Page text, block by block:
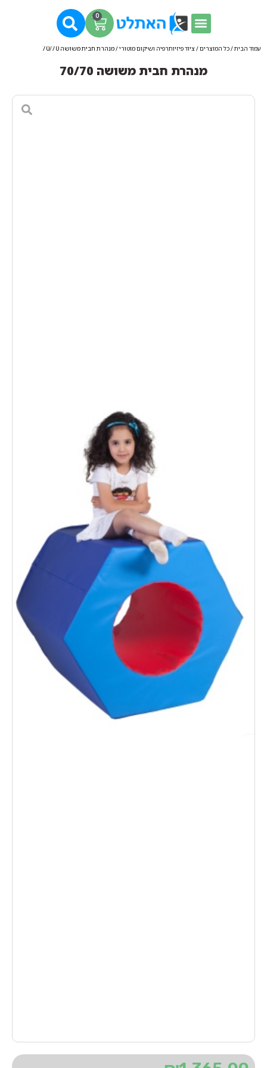
0
עמוד הבית/כל המוצרים/ ציוד פיזיותרפיה ושיקום מוטורי/ מנהרת חבית משושה 70/70
מנהרת חבית משושה 70/70